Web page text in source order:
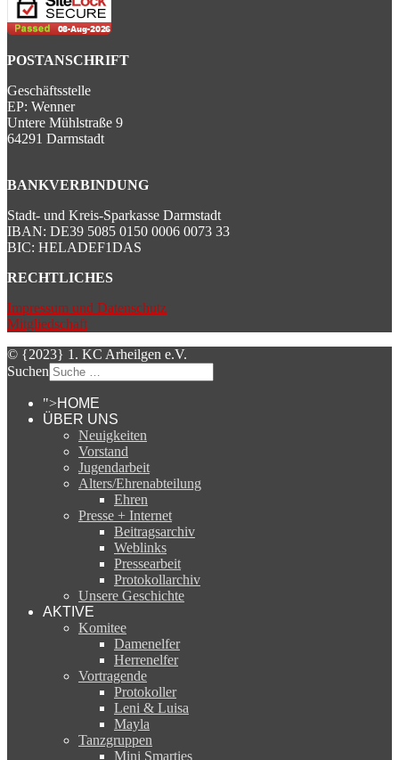
POSTANSCHRIFT
Geschäftsstelle
EP: Wenner
Untere Mühlstraße 9
64291 Darmstadt
BANKVERBINDUNG
Stadt- und Kreis-Sparkasse Darmstadt
IBAN: DE39 5085 0150 0006 0073 33
BIC: HELADEF1DAS
RECHTLICHES
Impressum und Datenschutz
Mitgliedschaft
© {2023} 1. KC Arheilgen e.V.
Suchen
">HOME
ÜBER UNS
Neuigkeiten
Vorstand
Jugendarbeit
Alters/Ehrenabteilung
Ehren
Presse + Internet
Beitragsarchiv
Weblinks
Pressearbeit
Protokollarchiv
Unsere Geschichte
AKTIVE
Komitee
Damenelfer
Herrenelfer
Vortragende
Protokoller
Leni & Luisa
Mayla
Tanzgruppen
Mini Smarties